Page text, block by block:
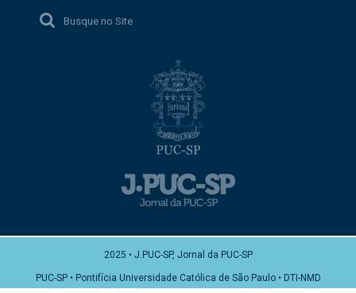
Busque no Site
2025 • J.PUC-SP, Jornal da PUC-SP
PUC-SP • Pontifícia Universidade Católica de São Paulo • DTI-NMD